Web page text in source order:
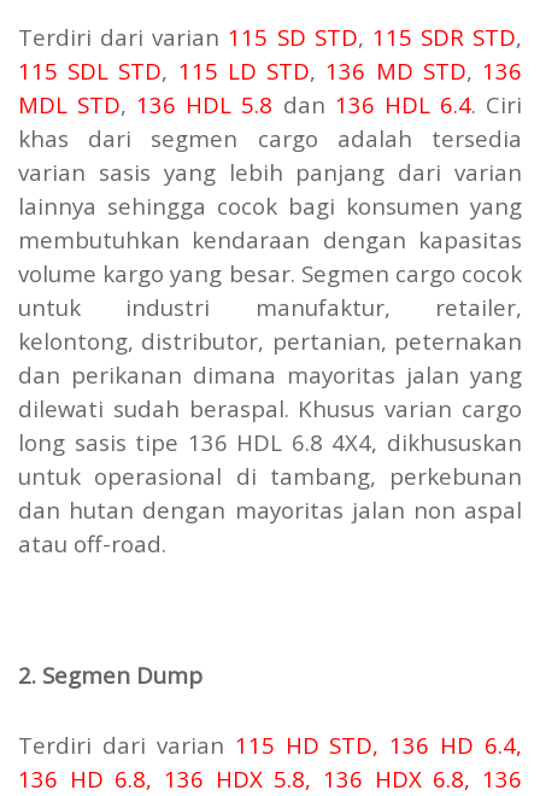
Terdiri dari varian 115 SD STD, 115 SDR STD,
115 SDL STD, 115 LD STD, 136 MD STD, 136
MDL STD, 136 HDL 5.8 dan 136 HDL 6.4. Ciri
khas dari segmen cargo adalah tersedia
varian sasis yang lebih panjang dari varian
lainnya sehingga cocok bagi konsumen yang
membutuhkan kendaraan dengan kapasitas
volume kargo yang besar. Segmen cargo cocok
untuk industri manufaktur, retailer,
kelontong, distributor, pertanian, peternakan
dan perikanan dimana mayoritas jalan yang
dilewati sudah beraspal. Khusus varian cargo
long sasis tipe 136 HDL 6.8 4X4, dikhususkan
untuk operasional di tambang, perkebunan
dan hutan dengan mayoritas jalan non aspal
atau off-road.
2. Segmen Dump
Terdiri dari varian 115 HD STD, 136 HD 6.4,
136 HD 6.8, 136 HDX 5.8, 136 HDX 6.8, 136